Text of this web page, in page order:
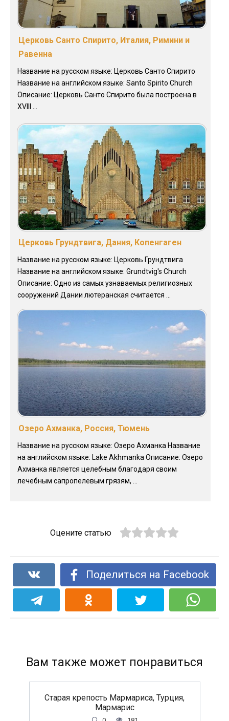
Церковь Санто Спирито, Италия, Римини и
Равенна
Название на русском языке: Церковь Санто Спирито
Название на английском языке: Santo Spirito Сhurch
Описание: Церковь Санто Спирито была построена в
XVIII ...
Церковь Грундтвига, Дания, Копенгаген
Название на русском языке: Церковь Грундтвига
Название на английском языке: Grundtvig's Church
Описание: Одно из самых узнаваемых религиозных
сооружений Дании лютеранская считается ...
Озеро Ахманка, Россия, Тюмень
Название на русском языке: Озеро Ахманка Название
на английском языке: Lake Akhmanka Описание: Озеро
Ахманка является целебным благодаря своим
лечебным сапропелевым грязям, ...
Оцените статью
Поделиться на Facebook
Вам также может понравиться
Старая крепость Мармариса, Турция,
Мармарис